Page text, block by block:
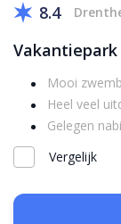
8.4
Mooi
Heel veel
Gelegen
Vergelijk